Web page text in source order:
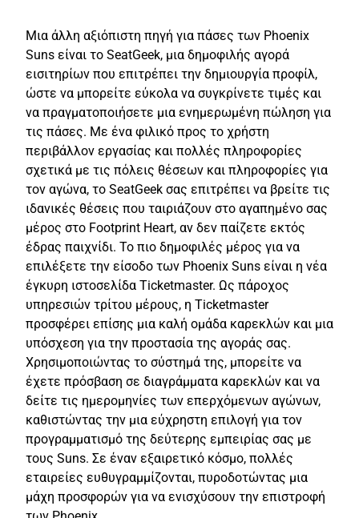
Μια άλλη αξιόπιστη πηγή για πάσες των Phoenix
Suns είναι το SeatGeek, μια δημοφιλής αγορά
εισιτηρίων που επιτρέπει την δημιουργία προφίλ,
ώστε να μπορείτε εύκολα να συγκρίνετε τιμές και
να πραγματοποιήσετε μια ενημερωμένη πώληση για
τις πάσες. Με ένα φιλικό προς το χρήστη
περιβάλλον εργασίας και πολλές πληροφορίες
σχετικά με τις πόλεις θέσεων και πληροφορίες για
τον αγώνα, το SeatGeek σας επιτρέπει να βρείτε τις
ιδανικές θέσεις που ταιριάζουν στο αγαπημένο σας
μέρος στο Footprint Heart, αν δεν παίζετε εκτός
έδρας παιχνίδι. Το πιο δημοφιλές μέρος για να
επιλέξετε την είσοδο των Phoenix Suns είναι η νέα
έγκυρη ιστοσελίδα Ticketmaster. Ως πάροχος
υπηρεσιών τρίτου μέρους, η Ticketmaster
προσφέρει επίσης μια καλή ομάδα καρεκλών και μια
υπόσχεση για την προστασία της αγοράς σας.
Χρησιμοποιώντας το σύστημά της, μπορείτε να
έχετε πρόσβαση σε διαγράμματα καρεκλών και να
δείτε τις ημερομηνίες των επερχόμενων αγώνων,
καθιστώντας την μια εύχρηστη επιλογή για τον
προγραμματισμό της δεύτερης εμπειρίας σας με
τους Suns. Σε έναν εξαιρετικό κόσμο, πολλές
εταιρείες ευθυγραμμίζονται, πυροδοτώντας μια
μάχη προσφορών για να ενισχύσουν την επιστροφή